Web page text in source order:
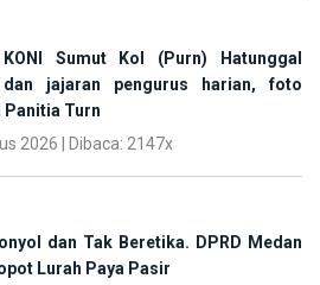
KONI Sumut Kol (Purn) Hatunggal
jajaran pengurus harian, foto
Panitia Turn
2026 | Dibaca: 2147x
dan Tak Beretika. DPRD Medan
Lurah Paya Pasir